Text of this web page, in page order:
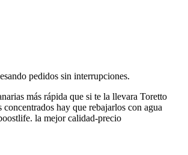
pedidos sin interrupciones.
más rápida que si te la llevara Toretto
concentrados hay que rebajarlos con agua
la mejor calidad-precio